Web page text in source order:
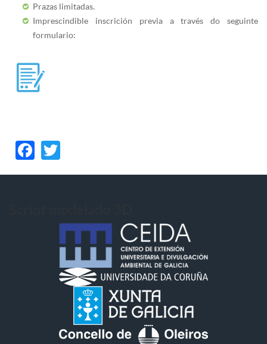
Prazas limitadas.
Imprescindible inscrición previa a través do seguinte
formulario:
Facebook